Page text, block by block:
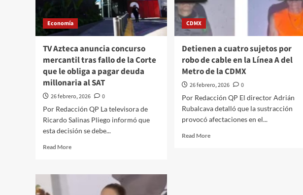
ligado
a
Hilda
Araceli
Brown
Economía
TV Azteca anuncia concurso
mercantil tras fallo de la Corte
que le obliga a pagar deuda
millonaria al SAT
26 febrero, 2026
0
Por Redacción QP La televisora de
Ricardo Salinas Pliego informó que
esta decisión se debe...
Read MoreRead
TV
CDMX
Detienen a cuatro sujetos por
robo de cable en la Línea A del
Metro de la CDMX
26 febrero, 2026
0
Por Redacción QP El director Adrián
Rubalcava detalló que la sustracción
provocó afectaciones en el...
Read MoreRead